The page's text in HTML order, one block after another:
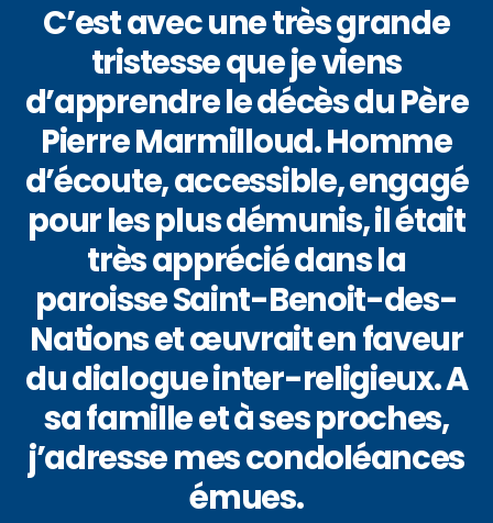
C’est avec une très grande
tristesse que je viens
d’apprendre le décès du Père
Pierre Marmilloud. Homme
d’écoute, accessible, engagé
pour les plus démunis, il était
très apprécié dans la
paroisse Saint-Benoit-des-
Nations et œuvrait en faveur
du dialogue inter-religieux. A
sa famille et à ses proches,
j’adresse mes condoléances
émues.